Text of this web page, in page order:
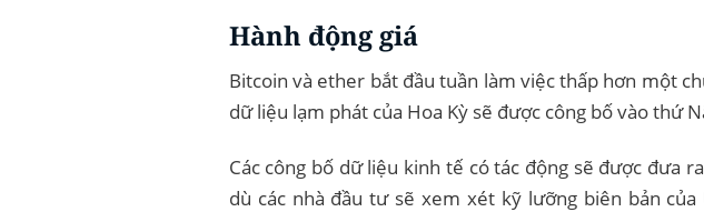
Hành động giá
Bitcoin và ether bắt đầu tuần làm việc thấp hơn một
dữ liệu lạm phát của Hoa Kỳ sẽ được công bố vào thứ
Các công bố dữ liệu kinh tế có tác động sẽ được đưa
dù các nhà đầu tư sẽ xem xét kỹ lưỡng biên bản